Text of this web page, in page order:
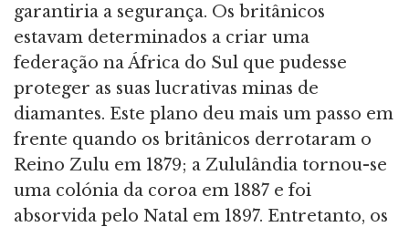
garantiria a segurança. Os britânicos
estavam determinados a criar uma
federação na África do Sul que pudesse
proteger as suas lucrativas minas de
diamantes. Este plano deu mais um passo em
frente quando os britânicos derrotaram o
Reino Zulu em 1879; a Zululândia tornou-se
uma colónia da coroa em 1887 e foi
absorvida pelo Natal em 1897. Entretanto, os